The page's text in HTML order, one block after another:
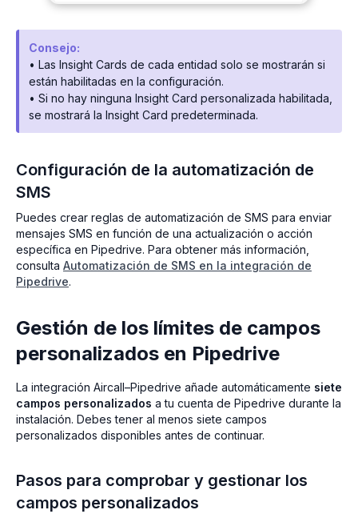
Consejo:
• Las Insight Cards de cada entidad solo se mostrarán si
están habilitadas en la configuración.
• Si no hay ninguna Insight Card personalizada habilitada,
se mostrará la Insight Card predeterminada.
Configuración de la automatización de
SMS
Puedes crear reglas de automatización de SMS para enviar
mensajes SMS en función de una actualización o acción
específica en Pipedrive. Para obtener más información,
consulta Automatización de SMS en la integración de
Pipedrive.
Gestión de los límites de campos
personalizados en Pipedrive
La integración Aircall–Pipedrive añade automáticamente siete
campos personalizados a tu cuenta de Pipedrive durante la
instalación. Debes tener al menos siete campos
personalizados disponibles antes de continuar.
Pasos para comprobar y gestionar los
campos personalizados